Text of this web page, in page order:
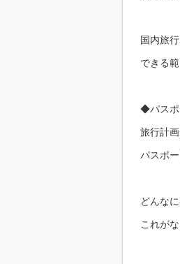
国内旅
できる
◆パスポ
旅行計
パスポ
どんな
これが